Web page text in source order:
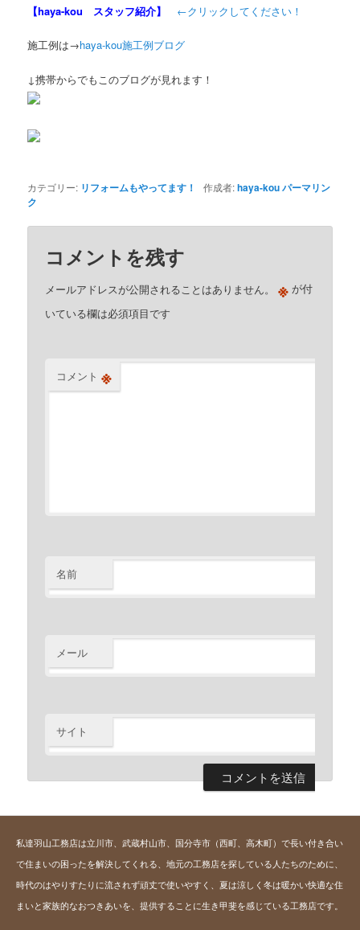
【haya-kou スタッフ紹介】 ←クリックしてください！
施工例は→haya-kou施工例ブログ
↓携帯からでもこのブログが見れます！
カテゴリー: リフォームもやってます！ 作成者:haya-kouパーマリン
ク
コメントを残す
メールアドレスが公開されることはありません。 ※ が付
いている欄は必須項目です
コメント ※
名前
メール
サイト
私達羽山工務店は立川市、武蔵村山市、国分寺市（西町、高木町）で長い付き合い
で住まいの困ったを解決してくれる、地元の工務店を探している人たちのために、
時代のはやりすたりに流されず頑丈で使いやすく、夏は涼しく冬は暖かい快適な住
まいと家族的なおつきあいを、提供することに生き甲斐を感じている工務店です。